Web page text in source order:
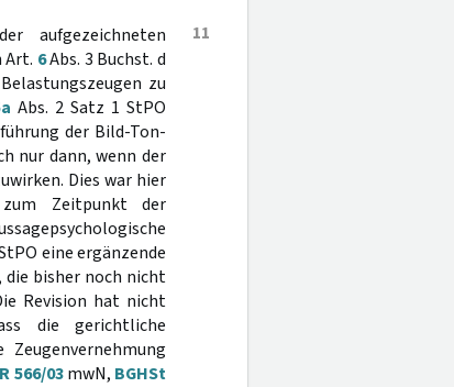
11
aufgezeichneten
Art. 6Abs. 3 Buchst. d
zu
Abs. 2 Satz 1 StPO
der Bild-Ton-
nur dann, wenn der
Dies war hier
Zeitpunkt der
eine ergänzende
die bisher noch nicht
Revision hat nicht
die gerichtliche
566/03mwN, BGHSt